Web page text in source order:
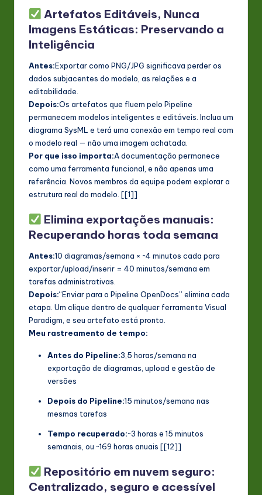
Artefatos Editáveis, Nunca
Imagens Estáticas: Preservando a
Inteligência
Antes:Exportar como PNG/JPG significava perder os
dados subjacentes do modelo, as relações e a
editabilidade.
Depois:Os artefatos que fluem pelo Pipeline
permanecem modelos inteligentes e editáveis. Inclua um
diagrama SysML e terá uma conexão em tempo real com
o modelo real — não uma imagem achatada.
Por que isso importa:A documentação permanece
como uma ferramenta funcional, e não apenas uma
referência. Novos membros da equipe podem explorar a
estrutura real do modelo. [[1]]
Elimina exportações manuais:
Recuperando horas toda semana
Antes:10 diagramas/semana × ~4 minutos cada para
exportar/upload/inserir = 40 minutos/semana em
tarefas administrativas.
Depois:“Enviar para o Pipeline OpenDocs” elimina cada
etapa. Um clique dentro de qualquer ferramenta Visual
Paradigm, e seu artefato está pronto.
Meu rastreamento de tempo:
Antes do Pipeline:3,5 horas/semana na
exportação de diagramas, upload e gestão de
versões
Depois do Pipeline:15 minutos/semana nas
mesmas tarefas
Tempo recuperado:~3 horas e 15 minutos
semanais, ou ~169 horas anuais [[12]]
Repositório em nuvem seguro:
Centralizado, seguro e acessível